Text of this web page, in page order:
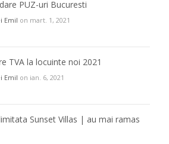
PUZ-uri Bucuresti
Emil on mart. 1, 2021
TVA la locuinte noi 2021
Emil on ian. 6, 2021
Sunset Villas | au mai ramas